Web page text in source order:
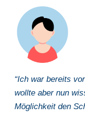
“Ich war bereits
wollte aber nun
Möglichkeit den